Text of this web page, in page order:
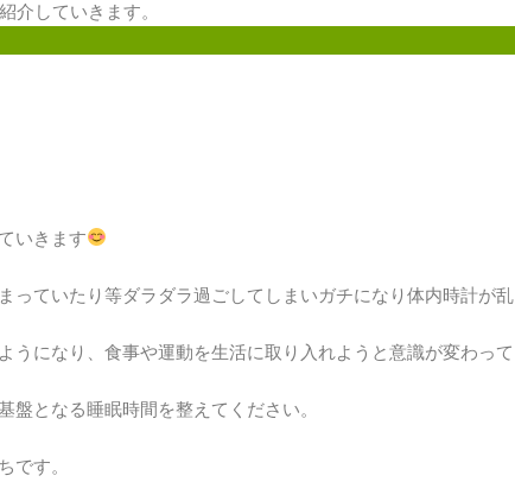
介していきます。
いきます
っていたり等ダラダラ過ごしてしまいガチになり体内時計が乱
になり、食事や運動を生活に取り入れようと意識が変わって
盤となる睡眠時間を整えてください。
です。